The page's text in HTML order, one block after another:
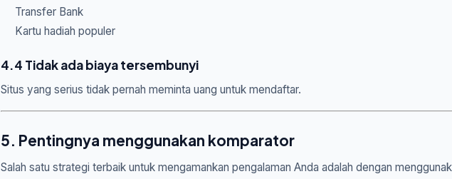
Transfer Bank
Kartu hadiah populer
4.4 Tidak ada biaya tersembunyi
Situs yang serius tidak pernah meminta uang untuk mendaftar.
5. Pentingnya menggunakan komparator
Salah satu strategi terbaik untuk mengamankan pengalaman Anda adalah dengan